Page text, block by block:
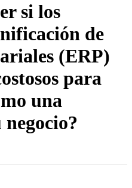
si los
de
(ERP)
para
una